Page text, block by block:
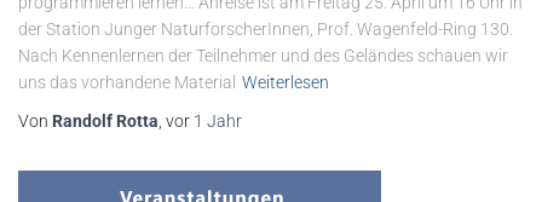
der Station Junger NaturforscherInnen, Prof. Wagenfeld-Ring 130.
Nach Kennenlernen der Teilnehmer und des Geländes schauen wir
uns das vorhandene Material Weiterlesen
Von Randolf Rotta , vor 1 Jahr